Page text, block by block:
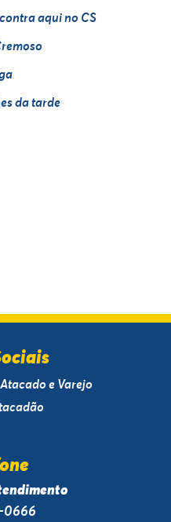
aqui no CS
da tarde
e Varejo
0666